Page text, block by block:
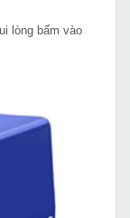
lòng bấm vào